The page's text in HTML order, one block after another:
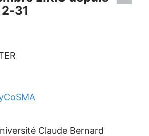
31
Claude Bernard